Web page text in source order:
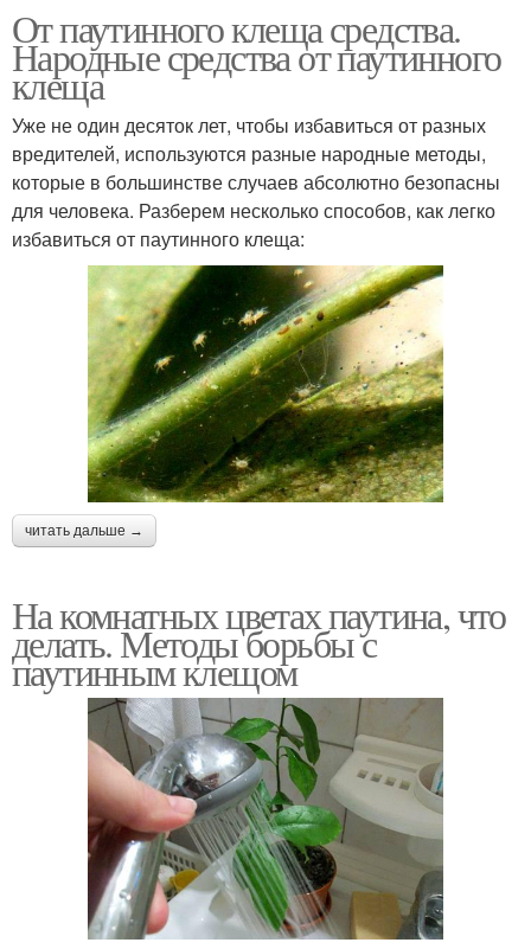
От паутинного клеща средства.
Народные средства от паутинного
клеща
Уже не один десяток лет, чтобы избавиться от разных
вредителей, используются разные народные методы,
которые в большинстве случаев абсолютно безопасны
для человека. Разберем несколько способов, как легко
избавиться от паутинного клеща:
читать дальше →
На комнатных цветах паутина, что
делать. Методы борьбы с
паутинным клещом